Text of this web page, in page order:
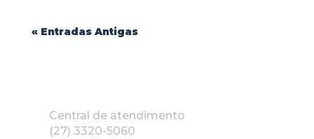
« Entradas Antigas
Central de atendimento
(27) 3320-5060